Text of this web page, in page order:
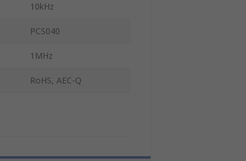
10kHz
PCS040
1MHz
RoHS, AEC-Q